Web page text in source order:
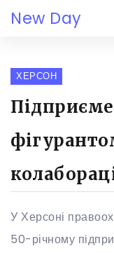
New Day
ХЕРСОН
У Херсоні
50-річному